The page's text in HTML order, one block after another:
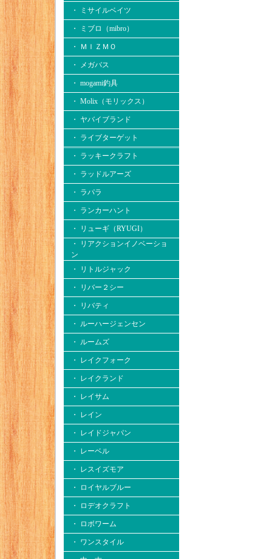
・ ミサイルベイツ
・ ミブロ（mibro）
・ ＭＩＺＭＯ
・ メガバス
・ mogami釣具
・ Molix（モリックス）
・ ヤバイブランド
・ ライブターゲット
・ ラッキークラフト
・ ラッドルアーズ
・ ラパラ
・ ランカーハント
・ リューギ（RYUGI）
・ リアクションイノベーショ
ン
・ リトルジャック
・ リバー２シー
・ リバティ
・ ルーハージェンセン
・ ルームズ
・ レイクフォーク
・ レイクランド
・ レイサム
・ レイン
・ レイドジャパン
・ レーベル
・ レスイズモア
・ ロイヤルブルー
・ ロデオクラフト
・ ロボワーム
・ ワンスタイル